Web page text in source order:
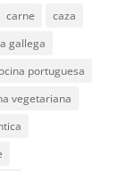
carne
caza
gallega
portuguesa
vegetariana